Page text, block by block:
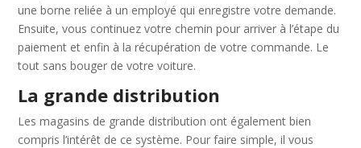
une borne reliée à un employé qui enregistre votre demande.
Ensuite, vous continuez votre chemin pour arriver à l’étape du
paiement et enfin à la récupération de votre commande. Le
tout sans bouger de votre voiture.
La grande distribution
Les magasins de grande distribution ont également bien
compris l’intérêt de ce système. Pour faire simple, il vous